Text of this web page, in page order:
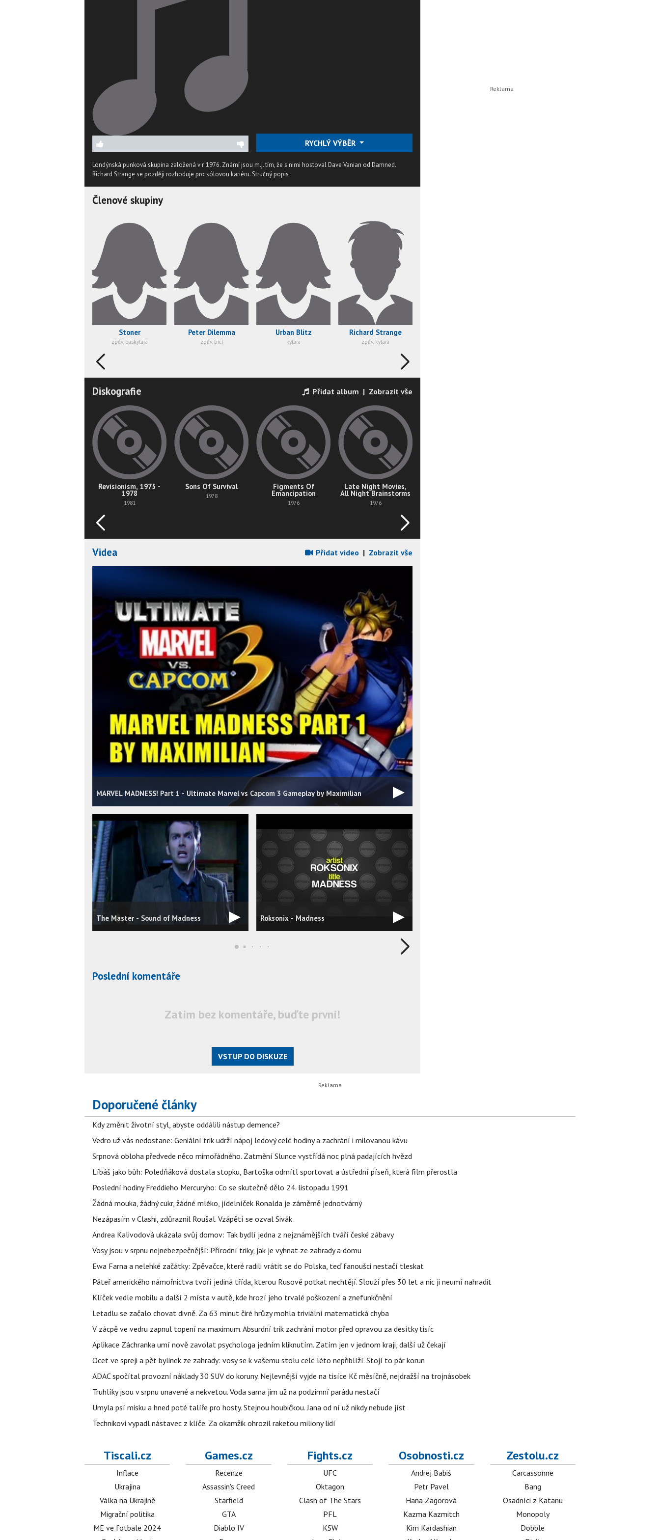
RYCHLÝ VÝBĚR
Londýnská punková skupina založená v r. 1976. Známí jsou m.j. tím, že s nimi hostoval Dave Vanian od Damned.
Richard Strange se později rozhoduje pro sólovou kariéru.Stručný popis
Členové skupiny
Stoner
zpěv, baskytara
Peter Dilemma
zpěv, bicí
Urban Blitz
kytara
Richard Strange
zpěv, kytara
Diskografie Přidat album | Zobrazit vše
Revisionism, 1975 -
1978
1981
Sons Of Survival
1978
Figments Of
Emancipation
1976
Late Night Movies,
All Night Brainstorms
1976
Videa Přidat video | Zobrazit vše
MARVEL MADNESS! Part 1 - Ultimate Marvel vs Capcom 3 Gameplay by Maximilian
The Master - Sound of Madness Roksonix - Madness
Poslední komentáře
Zatím bez komentáře, buďte první!
VSTUP DO DISKUZE
Doporučené články
Kdy změnit životní styl, abyste oddálili nástup demence?
Vedro už vás nedostane: Geniální trik udrží nápoj ledový celé hodiny a zachrání i milovanou kávu
Srpnová obloha předvede něco mimořádného. Zatmění Slunce vystřídá noc plná padajících hvězd
Líbáš jako bůh: Poledňáková dostala stopku, Bartoška odmítl sportovat a ústřední píseň, která film přerostla
Poslední hodiny Freddieho Mercuryho: Co se skutečně dělo 24. listopadu 1991
Žádná mouka, žádný cukr, žádné mléko, jídelníček Ronalda je záměrně jednotvárný
Nezápasím v Clashi, zdůraznil Roušal. Vzápětí se ozval Sivák
Andrea Kalivodová ukázala svůj domov: Tak bydlí jedna z nejznámějších tváří české zábavy
Vosy jsou v srpnu nejnebezpečnější: Přírodní triky, jak je vyhnat ze zahrady a domu
Ewa Farna a nelehké začátky: Zpěvačce, které radili vrátit se do Polska, teď fanoušci nestačí tleskat
Páteř amerického námořnictva tvoří jediná třída, kterou Rusové potkat nechtějí. Slouží přes 30 let a nic ji neumí nahradit
Klíček vedle mobilu a další 2 místa v autě, kde hrozí jeho trvalé poškození a znefunkčnění
Letadlu se začalo chovat divně. Za 63 minut čiré hrůzy mohla triviální matematická chyba
V zácpě ve vedru zapnul topení na maximum. Absurdní trik zachrání motor před opravou za desítky tisíc
Aplikace Záchranka umí nově zavolat psychologa jedním kliknutím. Zatím jen v jednom kraji, další už čekají
Ocet ve spreji a pět bylinek ze zahrady: vosy se k vašemu stolu celé léto nepřiblíží. Stojí to pár korun
ADAC spočítal provozní náklady 30 SUV do koruny. Nejlevnější vyjde na tisíce Kč měsíčně, nejdražší na trojnásobek
Truhlíky jsou v srpnu unavené a nekvetou. Voda sama jim už na podzimní parádu nestačí
Umyla psí misku a hned poté talíře pro hosty. Stejnou houbičkou. Jana od ní už nikdy nebude jíst
Technikovi vypadl nástavec z klíče. Za okamžik ohrozil raketou miliony lidí
Tiscali.cz
Inflace
Ukrajina
Válka na Ukrajině
Migrační politika
ME ve fotbale 2024
Games.cz
Recenze
Assassin's Creed
Starfield
GTA
Diablo IV
Fights.cz
UFC
Oktagon
Clash of The Stars
PFL
KSW
Osobnosti.cz
Andrej Babiš
Petr Pavel
Hana Zagorová
Kazma Kazmitch
Kim Kardashian
Zestolu.cz
Carcassonne
Bang
Osadníci z Katanu
Monopoly
Dobble